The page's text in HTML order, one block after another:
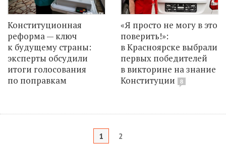
Конституционная
реформа — ключ
к будущему страны:
эксперты обсудили
итоги голосования
по поправкам
«Я просто не могу в это
поверить!»:
в Красноярске выбрали
первых победителей
в викторине на знание
Конституции
8
1 2